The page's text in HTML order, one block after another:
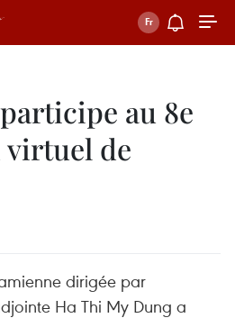
au 8e
virtuel de
dirigée par
Ha Thi My Dung a